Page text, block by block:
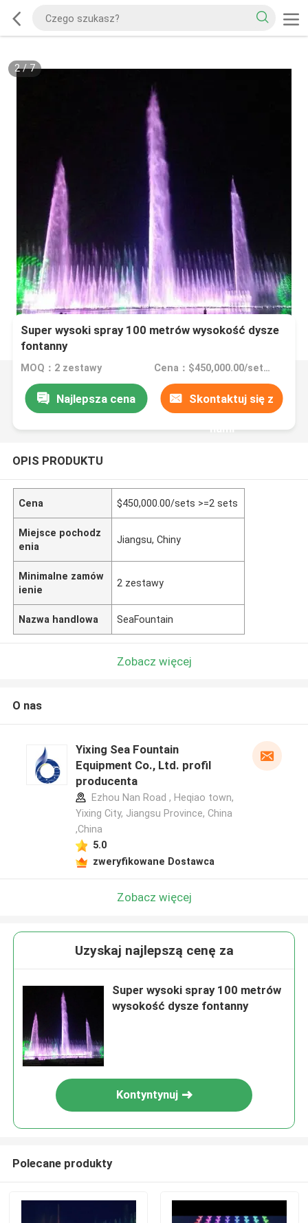
2/7
Super wysoki spray 100 metrów wysokość dysze
fontanny
MOQ：2 zestawy Cena：$450,000.00/sets >=2 sets
Najlepsza cena Skontaktuj się z
nami
OPIS PRODUKTU
Cena $450,000.00/sets >=2 sets
Miejsce pochodz
enia
Jiangsu, Chiny
Minimalne zamów
ienie
2 zestawy
Nazwa handlowa SeaFountain
Zobacz więcej
O nas
Yixing Sea Fountain
Equipment Co., Ltd. profil
producenta
Ezhou Nan Road , Heqiao town,
Yixing City, Jiangsu Province, China
,China
5.0
zweryfikowane Dostawca
Zobacz więcej
Uzyskaj najlepszą cenę za
Super wysoki spray 100 metrów
wysokość dysze fontanny
Kontyntynuj
Polecane produkty